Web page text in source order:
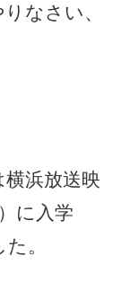
なさい、
横浜放送映
に入学
。